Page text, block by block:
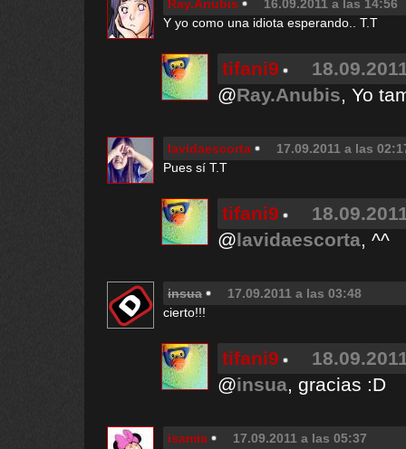
Ray.Anubis
16.09.2011 a las 14:56
Y yo como una idiota esperando.. T.T
tifani9
@Ray.Anubis, Yo
lavidaescorta
17.09.2011 a las
Pues sí T.T
tifani9
@lavidaescorta, ^^
insua
17.09.2011 a las 03:48
cierto!!!
tifani9
@insua, gracias :D
isamia
17.09.2011 a las 05:37